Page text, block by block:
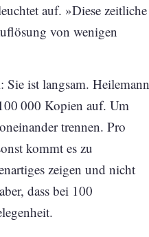
auf. »Diese zeitliche
von wenigen
ist langsam. Heilemann
000 Kopien auf. Um
trennen. Pro
kommt es zu
zeigen und nicht
dass bei 100